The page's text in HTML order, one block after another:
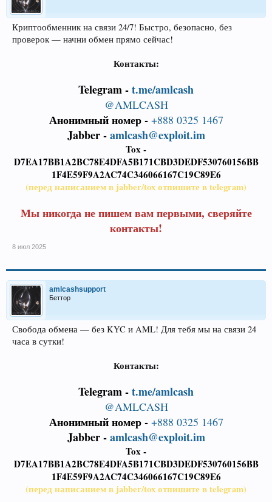
Криптообменник на связи 24/7! Быстро, безопасно, без
проверок — начни обмен прямо сейчас!
Контакты:
Telegram -t.me/amlcash
@AMLCASH
Анонимный номер - +888 0325 1467
Jabber -amlcash@exploit.im
Tox -
D7EA17BB1A2BC78E4DFA5B171CBD3DEDF530760156BB
1F4E59F9A2AC74C346066167C19C89E6
(перед написанием в jabber/tox отпишите в telegram)
Мы никогда не пишем вам первыми, сверяйте
контакты!
8 июл 2025
amlcashsupport
Беттор
Свобода обмена — без KYC и AML! Для тебя мы на связи 24
часа в сутки!
Контакты:
Telegram -t.me/amlcash
@AMLCASH
Анонимный номер - +888 0325 1467
Jabber -amlcash@exploit.im
Tox -
D7EA17BB1A2BC78E4DFA5B171CBD3DEDF530760156BB
1F4E59F9A2AC74C346066167C19C89E6
(перед написанием в jabber/tox отпишите в telegram)